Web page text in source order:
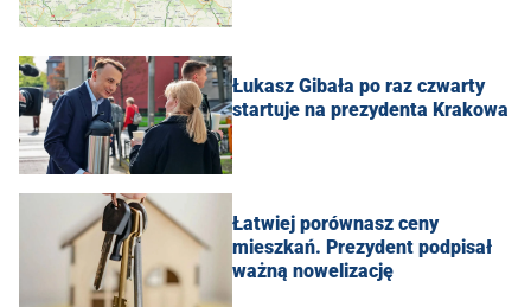
Łukasz Gibała po raz czwarty
startuje na prezydenta Krakowa
Łatwiej porównasz ceny
mieszkań. Prezydent podpisał
ważną nowelizację